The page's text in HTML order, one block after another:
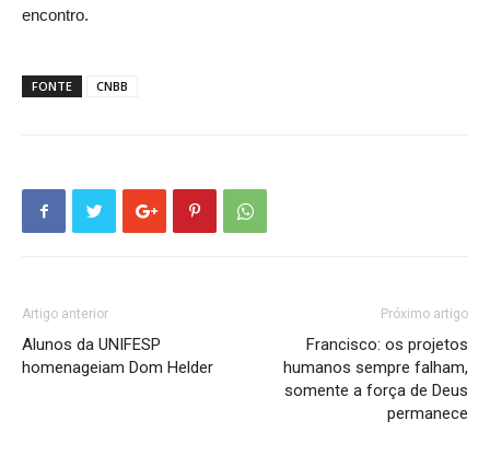
encontro.
FONTE CNBB
Artigo anterior
Alunos da UNIFESP
homenageiam Dom Helder
Próximo artigo
Francisco: os projetos
humanos sempre falham,
somente a força de Deus
permanece